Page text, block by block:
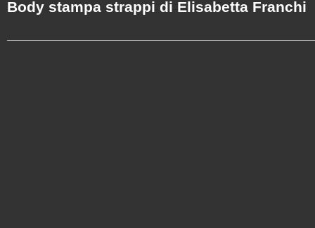
Body stampa strappi di Elisabetta Franchi